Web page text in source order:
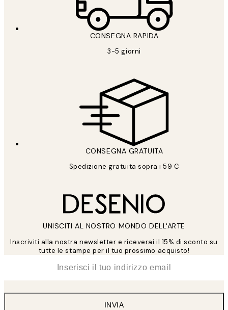
CONSEGNA RAPIDA
3-5 giorni
CONSEGNA GRATUITA
Spedizione gratuita sopra i 59 €
UNISCITI AL NOSTRO MONDO DELL'ARTE
Inscriviti alla nostra newsletter e riceverai il 15% di sconto su
tutte le stampe per il tuo prossimo acquisto!
INVIA